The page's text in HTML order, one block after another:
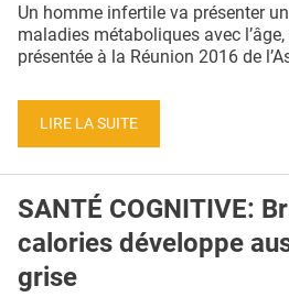
PUBLICITÉ
CONTACT
Un homme infertile va présenter
maladies métaboliques avec
présentée à la Réunion 2016 de
LIRE LA SUITE
SANTÉ COGNITIVE:
calories développe
grise